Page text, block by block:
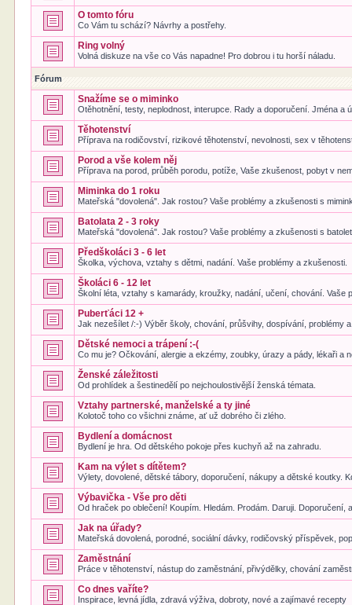
O tomto fóru
Co Vám tu schází? Návrhy a postřehy.
Ring volný
Volná diskuze na vše co Vás napadne! Pro dobrou i tu horší náladu.
Fórum
Snažíme se o miminko
Otěhotnění, testy, neplodnost, interupce. Rady a doporučení. Jména a
Těhotenství
Příprava na rodičovství, rizikové těhotenství, nevolnosti, sex v
Porod a vše kolem něj
Příprava na porod, průběh porodu, potíže, Vaše zkušenost, pobyt v
Miminka do 1 roku
Mateřská "dovolená". Jak rostou? Vaše problémy a zkušenosti s
Batolata 2 - 3 roky
Mateřská "dovolená". Jak rostou? Vaše problémy a zkušenosti s
Předškoláci 3 - 6 let
Školka, výchova, vztahy s dětmi, nadání. Vaše problémy a zkušenosti.
Školáci 6 - 12 let
Školní léta, vztahy s kamarády, kroužky, nadání, učení, chování. Vaše
Puberťáci 12 +
Jak nezešílet /:-) Výběr školy, chování, průšvihy, dospívání, problémy
Dětské nemoci a trápení :-(
Co mu je? Očkování, alergie a ekzémy, zoubky, úrazy a pády, lékaři a
Ženské záležitosti
Od prohlídek a šestinedělí po nejchoulostivější ženská témata.
Vztahy partnerské, manželské a ty jiné
Kolotoč toho co všichni známe, ať už dobrého či zlého.
Bydlení a domácnost
Bydlení je hra. Od dětského pokoje přes kuchyň až na zahradu.
Kam na výlet s dítětem?
Výlety, dovolené, dětské tábory, doporučení, nákupy a dětské koutky.
Výbavička - Vše pro děti
Od hraček po oblečení! Koupím. Hledám. Prodám. Daruji. Doporučení,
Jak na úřady?
Mateřská dovolená, porodné, sociální dávky, rodičovský příspěvek,
Zaměstnání
Práce v těhotenství, nástup do zaměstnání, přivýdělky, chování
Co dnes vaříte?
Inspirace, levná jídla, zdravá výživa, dobroty, nové a zajímavé recepty